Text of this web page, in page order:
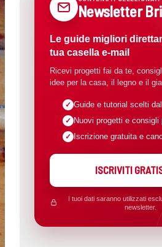
Newsletter
Le guide migliori
tua casella e-mail
Ricevi progetti fai da te,
idee per la casa, il legno e il
Guide e tutorial scelti
Nuovi progetti e consigli
Iscrizione gratuita e
ISCRIVITI
I tuoi dati saranno utilizzati
newsletter.